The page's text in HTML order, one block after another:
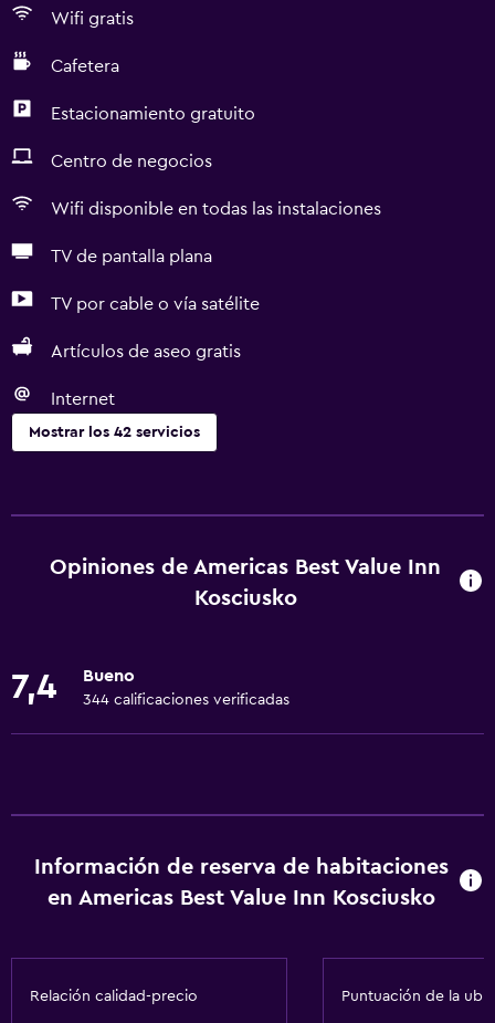
Wifi gratis
Cafetera
Estacionamiento gratuito
Centro de negocios
Wifi disponible en todas las instalaciones
TV de pantalla plana
TV por cable o vía satélite
Artículos de aseo gratis
Internet
Mostrar los 42 servicios
Wifi gratis
Wifi disponible en todas las instalaciones
Alarma de humo
Calefacción
Habitaciones para no fumadores disponibles
Mascotas permitidas bajo consulta (pueden aplicar cargos
Accesibilidad
Lavabo bajo
Opiniones de Americas Best Value Inn
Kosciusko
7,4 Bueno
344 calificaciones verificadas
Información de reserva de habitaciones
en Americas Best Value Inn Kosciusko
Relación calidad-precio Puntuación de la